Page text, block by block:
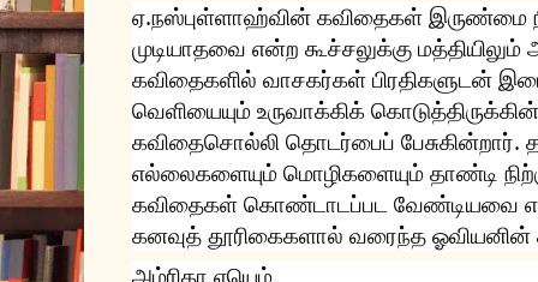
ஏ.நஸ்புள்ளாஹ்வின் கவிதைகள் இருண்மை
முடியாதவை என்ற கூச்சலுக்கு
கவிதைகளில் வாசகர்கள் பிரதிகளுடன்
வெளியையும் உருவாக்கிக்
கவிதைசொல்லி தொடர்பைப் பேசுகின்றார்.
எல்லைகளையும் மொழிகளையும் தாண்டி
கவிதைகள் கொண்டாடப்பட வேண்டியவை
கனவுத் தூரிகைகளால் வரைந்த
அம்ரிதா ஏயெம்,